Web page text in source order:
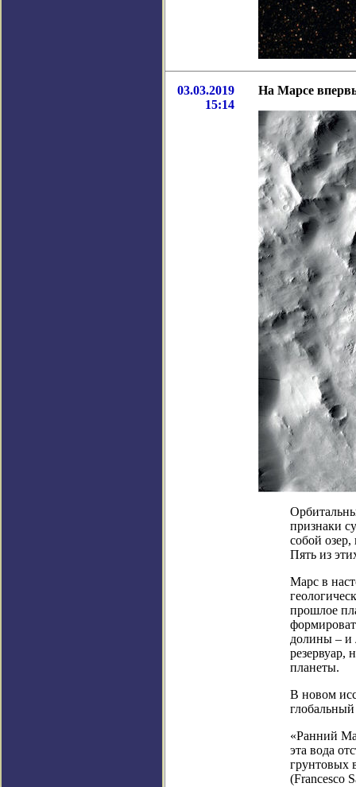
03.03.2019
15:14
На Марсе
признаки
собой
Пять из
Марс в
прошлое
долины – и
резервуар,
планеты.
В новом
«Ранний
эта вода
грунтовых
(Francesco